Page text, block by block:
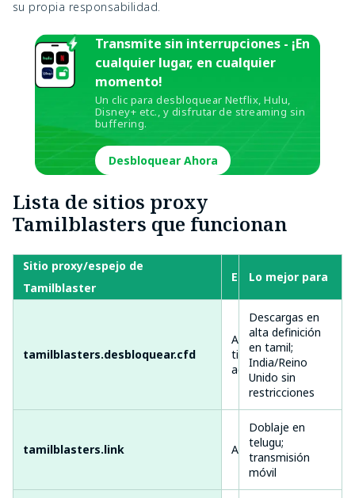
su propia responsabilidad.
Transmite sin interrupciones - ¡En
cualquier lugar, en cualquier
momento!
Un clic para desbloquear Netflix, Hulu,
Disney+ etc., y disfrutar de streaming sin
buffering.
Desbloquear Ahora
Lista de sitios proxy
Tamilblasters que funcionan
Sitio proxy/espejo de
Tamilblaster
Estado
Lo mejor para
tamilblasters.desbloquear.cfd
Activo (95 % de
tiempo de
actividad)
Descargas en
alta definición
en tamil;
India/Reino
Unido sin
restricciones
tamilblasters.link Activo
Doblaje en
telugu;
transmisión
móvil